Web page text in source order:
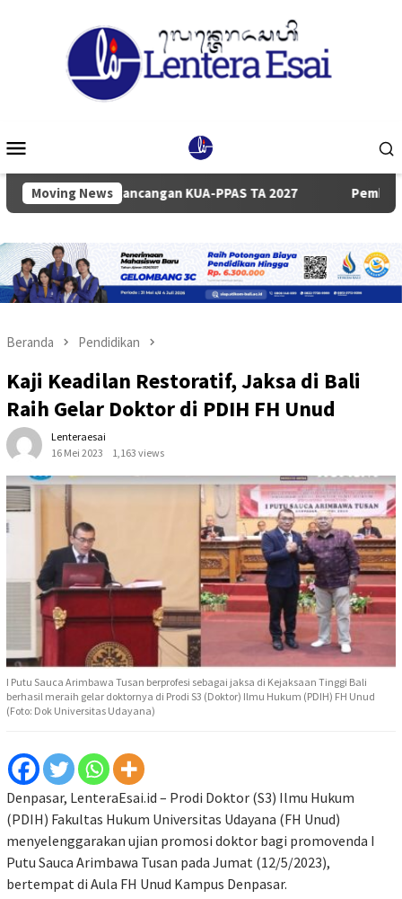
Mobile
Moving News
Rancangan KUA-PPAS TA 2027 Pemkab dan DPRD
Beranda Pendidikan
Kaji Keadilan Restoratif, Jaksa di Bali
Raih Gelar Doktor di PDIH FH Unud
Lenteraesai
16 Mei 2023
1,163 views
I Putu Sauca Arimbawa Tusan berprofesi sebagai jaksa di Kejaksaan Tinggi Bali
berhasil meraih gelar doktornya di Prodi S3 (Doktor) Ilmu Hukum (PDIH) FH Unud
(Foto: Dok Universitas Udayana)
Denpasar, LenteraEsai.id – Prodi Doktor (S3) Ilmu Hukum
(PDIH) Fakultas Hukum Universitas Udayana (FH Unud)
menyelenggarakan ujian promosi doktor bagi promovenda I
Putu Sauca Arimbawa Tusan pada Jumat (12/5/2023),
bertempat di Aula FH Unud Kampus Denpasar.